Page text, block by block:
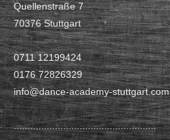
Quellenstraße 7
70376 Stuttgart
0711 12199424
0176 72826329
info@dance-academy-stuttgart.com
....................................................